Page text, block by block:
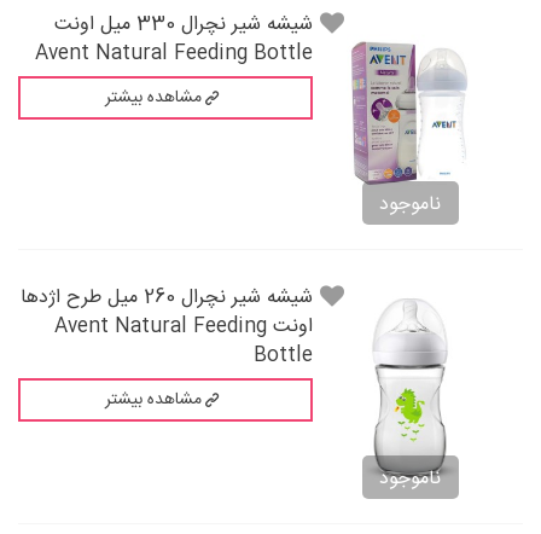
ناموجود
شيشه شير نچرال 330 میل اونت
Avent Natural Feeding Bottle
مشاهده بیشتر
ناموجود
شيشه شير نچرال 260 میل طرح اژدها
اونت Avent Natural Feeding
Bottle
مشاهده بیشتر